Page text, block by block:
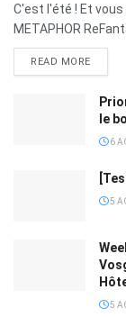
C'est l'été ! Et
METAPHOR
READ MORE
le
6
5
5